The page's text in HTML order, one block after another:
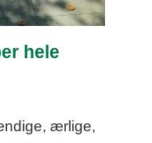
hele
ærlige,